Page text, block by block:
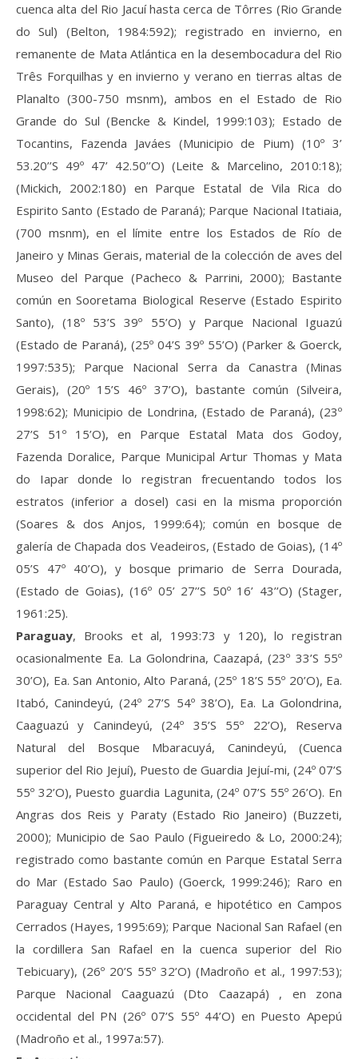
cuenca alta del Rio Jacuí hasta cerca de Tôrres (Rio Grande
do Sul) (Belton, 1984:592); registrado en invierno, en
remanente de Mata Atlántica en la desembocadura del Rio
Três Forquilhas y en invierno y verano en tierras altas de
Planalto (300-750 msnm), ambos en el Estado de Rio
Grande do Sul (Bencke & Kindel, 1999:103); Estado de
Tocantins, Fazenda Javáes (Municipio de Pium) (10º 3’
53.20’’S 49º 47’ 42.50’’O) (Leite & Marcelino, 2010:18);
(Mickich, 2002:180) en Parque Estatal de Vila Rica do
Espirito Santo (Estado de Paraná); Parque Nacional Itatiaia,
(700 msnm), en el límite entre los Estados de Río de
Janeiro y Minas Gerais, material de la colección de aves del
Museo del Parque (Pacheco & Parrini, 2000); Bastante
común en Sooretama Biological Reserve (Estado Espirito
Santo), (18º 53’S 39º 55’O) y Parque Nacional Iguazú
(Estado de Paraná), (25º 04’S 39º 55’O) (Parker & Goerck,
1997:535); Parque Nacional Serra da Canastra (Minas
Gerais), (20º 15’S 46º 37’O), bastante común (Silveira,
1998:62); Municipio de Londrina, (Estado de Paraná), (23º
27’S 51º 15’O), en Parque Estatal Mata dos Godoy,
Fazenda Doralice, Parque Municipal Artur Thomas y Mata
do Iapar donde lo registran frecuentando todos los
estratos (inferior a dosel) casi en la misma proporción
(Soares & dos Anjos, 1999:64); común en bosque de
galería de Chapada dos Veadeiros, (Estado de Goias), (14º
05’S 47º 40’O), y bosque primario de Serra Dourada,
(Estado de Goias), (16º 05’ 27’’S 50º 16’ 43’’O) (Stager,
1961:25).
Paraguay, Brooks et al, 1993:73 y 120), lo registran
ocasionalmente Ea. La Golondrina, Caazapá, (23º 33’S 55º
30’O), Ea. San Antonio, Alto Paraná, (25º 18’S 55º 20’O), Ea.
Itabó, Canindeyú, (24º 27’S 54º 38’O), Ea. La Golondrina,
Caaguazú y Canindeyú, (24º 35’S 55º 22’O), Reserva
Natural del Bosque Mbaracuyá, Canindeyú, (Cuenca
superior del Rio Jejuí), Puesto de Guardia Jejuí-mi, (24º 07’S
55º 32’O), Puesto guardia Lagunita, (24º 07’S 55º 26’O). En
Angras dos Reis y Paraty (Estado Rio Janeiro) (Buzzeti,
2000); Municipio de Sao Paulo (Figueiredo & Lo, 2000:24);
registrado como bastante común en Parque Estatal Serra
do Mar (Estado Sao Paulo) (Goerck, 1999:246); Raro en
Paraguay Central y Alto Paraná, e hipotético en Campos
Cerrados (Hayes, 1995:69); Parque Nacional San Rafael (en
la cordillera San Rafael en la cuenca superior del Rio
Tebicuary), (26º 20’S 55º 32’O) (Madroño et al., 1997:53);
Parque Nacional Caaguazú (Dto Caazapá) , en zona
occidental del PN (26º 07’S 55º 44’O) en Puesto Apepú
(Madroño et al., 1997a:57).